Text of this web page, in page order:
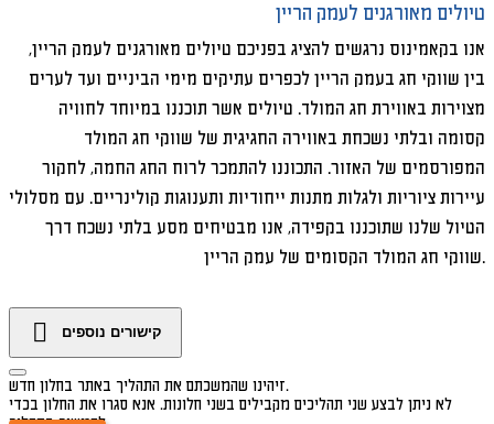
טיולים מאורגנים לעמק הריין
אנו בקאמינוס נרגשים להציג בפניכם טיולים מאורגנים לעמק הריין,
בין שווקי חג בעמק הריין לכפרים עתיקים מימי הביניים ועד לערים
מצוירות באווירת חג המולד. טיולים אשר תוכננו במיוחד לחוויה
קסומה ובלתי נשכחת באווירה החגיגית של שווקי חג המולד
המפורסמים של האזור. התכוננו להתמכר לרוח החג החמה, לחקור
עיירות ציוריות ולגלות מתנות ייחודיות ותענוגות קולינריים. עם מסלולי
הטיול שלנו שתוכננו בקפידה, אנו מבטיחים מסע בלתי נשכח דרך
שווקי חג המולד הקסומים של עמק הריין.
קישורים נוספים
זיהינו שהמשכתם את התהליך באתר בחלון חדש.
לא ניתן לבצע שני תהליכים מקבילים בשני חלונות. אנא סגרו את החלון בכדי